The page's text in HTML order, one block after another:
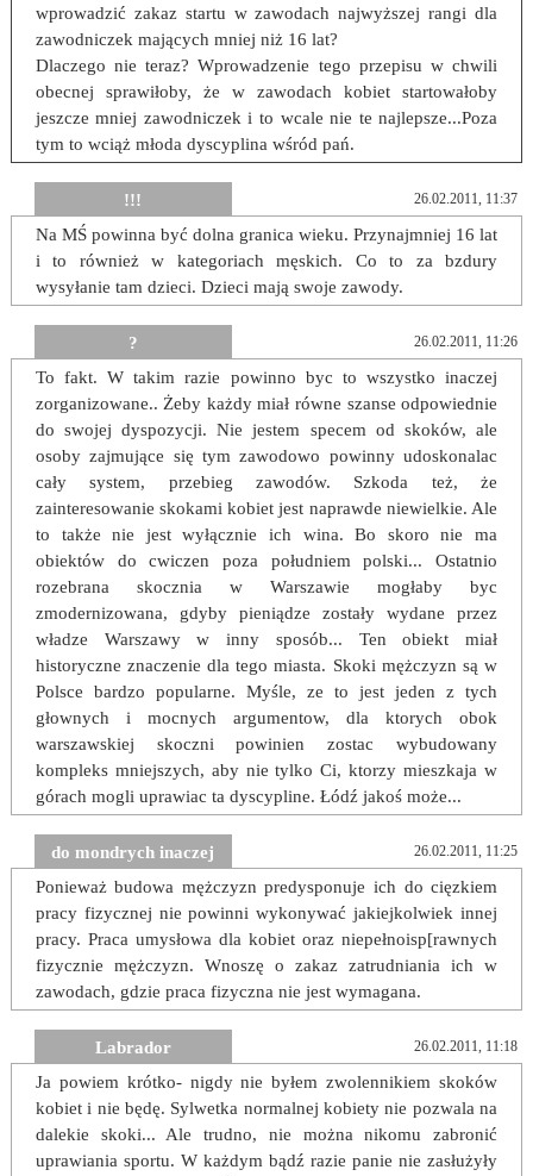
wprowadzić zakaz startu w zawodach najwyższej rangi dla
zawodniczek mających mniej niż 16 lat?
Dlaczego nie teraz? Wprowadzenie tego przepisu w chwili
obecnej sprawiłoby, że w zawodach kobiet startowałoby
jeszcze mniej zawodniczek i to wcale nie te najlepsze...Poza
tym to wciąż młoda dyscyplina wśród pań.
!!! 26.02.2011, 11:37
Na MŚ powinna być dolna granica wieku. Przynajmniej 16 lat
i to również w kategoriach męskich. Co to za bzdury
wysyłanie tam dzieci. Dzieci mają swoje zawody.
? 26.02.2011, 11:26
To fakt. W takim razie powinno byc to wszystko inaczej
zorganizowane.. Żeby każdy miał równe szanse odpowiednie
do swojej dyspozycji. Nie jestem specem od skoków, ale
osoby zajmujące się tym zawodowo powinny udoskonalac
cały system, przebieg zawodów. Szkoda też, że
zainteresowanie skokami kobiet jest naprawde niewielkie. Ale
to także nie jest wyłącznie ich wina. Bo skoro nie ma
obiektów do cwiczen poza południem polski... Ostatnio
rozebrana skocznia w Warszawie mogłaby byc
zmodernizowana, gdyby pieniądze zostały wydane przez
władze Warszawy w inny sposób... Ten obiekt miał
historyczne znaczenie dla tego miasta. Skoki mężczyzn są w
Polsce bardzo popularne. Myśle, ze to jest jeden z tych
głownych i mocnych argumentow, dla ktorych obok
warszawskiej skoczni powinien zostac wybudowany
kompleks mniejszych, aby nie tylko Ci, ktorzy mieszkaja w
górach mogli uprawiac ta dyscypline. Łódź jakoś może...
do mondrych inaczej 26.02.2011, 11:25
Ponieważ budowa mężczyzn predysponuje ich do cięzkiem
pracy fizycznej nie powinni wykonywać jakiejkolwiek innej
pracy. Praca umysłowa dla kobiet oraz niepełnoisp[rawnych
fizycznie mężczyzn. Wnoszę o zakaz zatrudniania ich w
zawodach, gdzie praca fizyczna nie jest wymagana.
Labrador 26.02.2011, 11:18
Ja powiem krótko- nigdy nie byłem zwolennikiem skoków
kobiet i nie będę. Sylwetka normalnej kobiety nie pozwala na
dalekie skoki... Ale trudno, nie można nikomu zabronić
uprawiania sportu. W każdym bądź razie panie nie zasłużyły